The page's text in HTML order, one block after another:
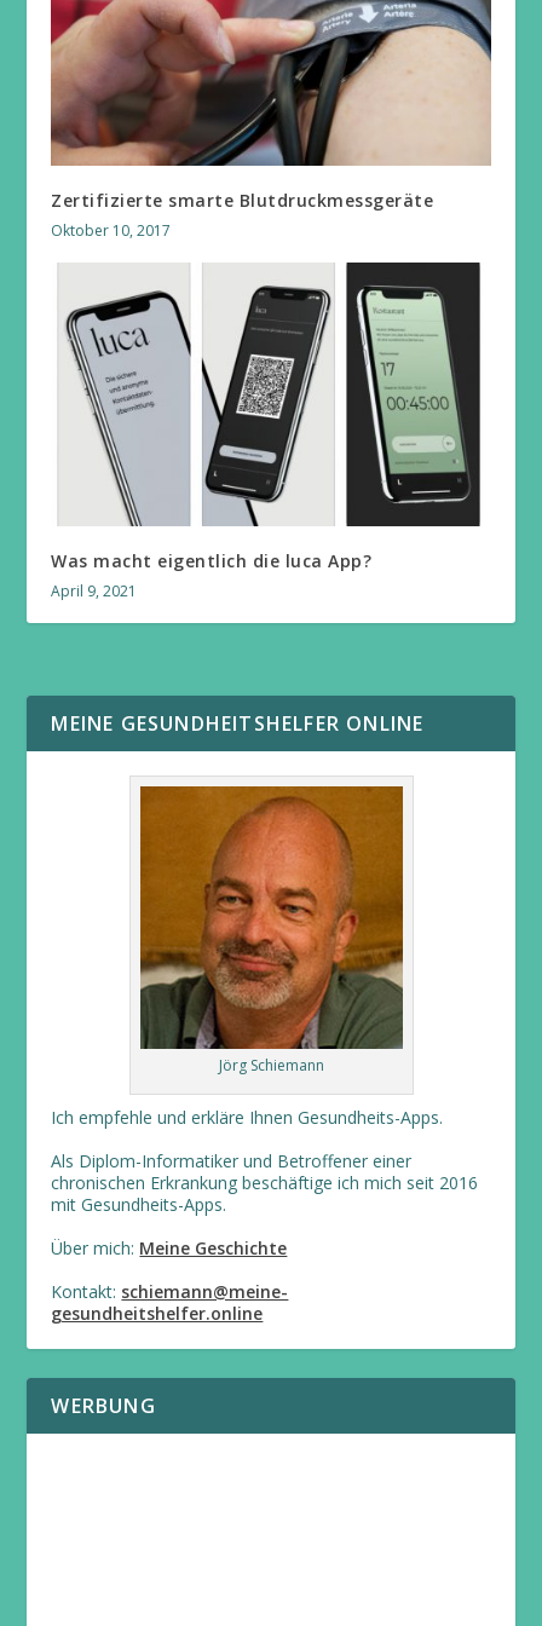
Zertifizierte smarte Blutdruckmessgeräte
Oktober 10, 2017
Was macht eigentlich die luca App?
April 9, 2021
MEINE GESUNDHEITSHELFER ONLINE
Jörg Schiemann
Ich empfehle und erkläre Ihnen Gesundheits-Apps.
Als Diplom-Informatiker und Betroffener einer
chronischen Erkrankung beschäftige ich mich seit 2016
mit Gesundheits-Apps.
Über mich: Meine Geschichte
Kontakt: schiemann@meine-
gesundheitshelfer.online
WERBUNG